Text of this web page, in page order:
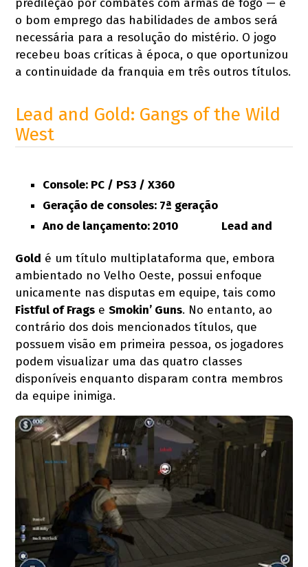
o bom emprego das habilidades de ambos será
necessária para a resolução do mistério. O jogo
recebeu boas críticas à época, o que oportunizou
a continuidade da franquia em três outros títulos.
Lead and Gold: Gangs of the Wild
West
Console: PC / PS3 / X360
Geração de consoles: 7ª geração
Ano de lançamento: 2010
Lead and
Gold é um título multiplataforma que, embora
ambientado no Velho Oeste, possui enfoque
unicamente nas disputas em equipe, tais como
Fistful of Frags eSmokin’ Guns. No entanto, ao
contrário dos dois mencionados títulos, que
possuem visão em primeira pessoa, os jogadores
podem visualizar uma das quatro classes
disponíveis enquanto disparam contra membros
da equipe inimiga.